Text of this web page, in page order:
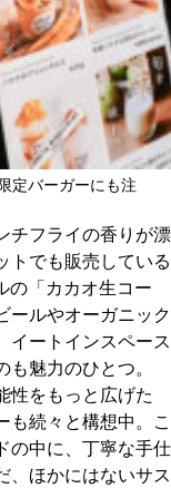
定バーガーにも注
チフライの香りが漂
トでも販売している
の「カカオ生コー
ールやオーガニック
イートインスペース
魅力のひとつ。
性をもっと広げた
続々と構想中。こ
の中に、丁寧な手仕
、ほかにはないサス